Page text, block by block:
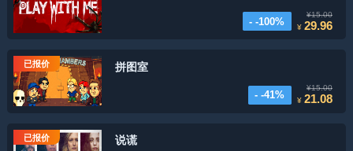
- -100%
¥15.00
¥29.96
已报价 拼图室
- -41%
¥15.00
¥21.08
已报价 说谎